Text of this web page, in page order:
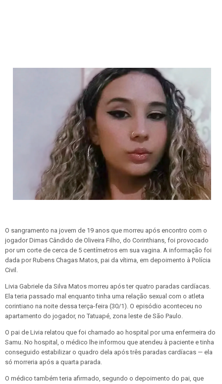
O sangramento na jovem de 19 anos que morreu após encontro com o
jogador Dimas Cândido de Oliveira Filho, do Corinthians, foi provocado
por um corte de cerca de 5 centímetros em sua vagina. A informação foi
dada por Rubens Chagas Matos, pai da vítima, em depoimento à Polícia
Civil.
Livia Gabriele da Silva Matos morreu após ter quatro paradas cardíacas.
Ela teria passado mal enquanto tinha uma relação sexual com o atleta
corintiano na noite dessa terça-feira (30/1). O episódio aconteceu no
apartamento do jogador, no Tatuapé, zona leste de São Paulo.
O pai de Livia relatou que foi chamado ao hospital por uma enfermeira do
Samu. No hospital, o médico lhe informou que atendeu à paciente e tinha
conseguido estabilizar o quadro dela após três paradas cardíacas — ela
só morreria após a quarta parada.
O médico também teria afirmado, segundo o depoimento do pai, que